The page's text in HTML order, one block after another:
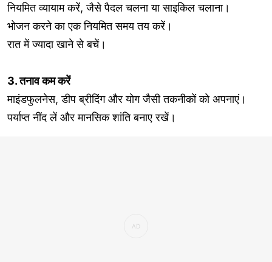
नियमित व्यायाम करें, जैसे पैदल चलना या साइकिल चलाना।
भोजन करने का एक नियमित समय तय करें।
रात में ज्यादा खाने से बचें।
3. तनाव कम करें
माइंडफुलनेस, डीप ब्रीदिंग और योग जैसी तकनीकों को अपनाएं।
पर्याप्त नींद लें और मानसिक शांति बनाए रखें।